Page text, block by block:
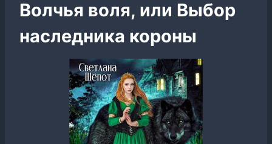
Волчья воля, или Выбор
наследника короны